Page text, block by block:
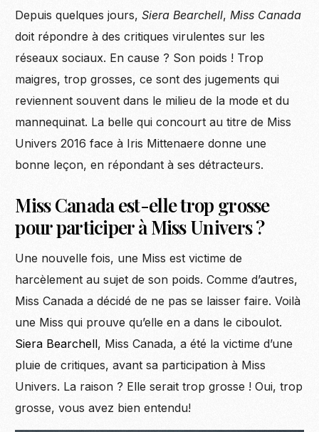
Depuis quelques jours,Siera Bearchell,Miss Canada
doit répondre à des critiques virulentes sur les
réseaux sociaux. En cause ? Son poids ! Trop
maigres, trop grosses, ce sont des jugements qui
reviennent souvent dans le milieu de la mode et du
mannequinat. La belle qui concourt au titre de Miss
Univers 2016 face à Iris Mittenaere donne une
bonne leçon, en répondant à ses détracteurs.
Miss Canada est-elle trop grosse
pour participer à Miss Univers ?
Une nouvelle fois, une Miss est victime de
harcèlement ausujet de son poids. Comme d’autres,
Miss Canada a décidé de ne pas se laisser faire. Voilà
une Miss qui prouve qu’elle en a dans le ciboulot.
Siera Bearchell, Miss Canada, a été la victime d’une
pluie de critiques, avant sa participation à Miss
Univers. La raison ? Elle serait trop grosse ! Oui, trop
grosse, vous avez bien entendu!